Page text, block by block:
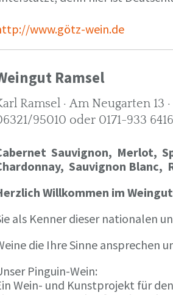
www.götz-wein.de
Ramsel
Ramsel · Am Neugarten 13
95010 oder 0171-933
Sauvignon, Merlot,
Sauvignon Blanc,
Willkommen im
als Kenner dieser nationalen
die Ihre Sinne ansprechen
Pinguin-Wein:
Wein- und Kunstprojekt für